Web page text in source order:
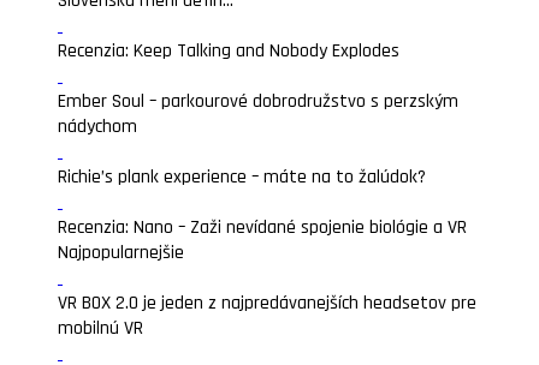
Recenzia: Keep Talking and Nobody Explodes
Ember Soul – parkourové dobrodružstvo s perzským
nádychom
Richie’s plank experience – máte na to žalúdok?
Recenzia: Nano – Zaži nevídané spojenie biológie a VR
Najpopularnejšie
VR BOX 2.0 je jeden z najpredávanejších headsetov pre
mobilnú VR